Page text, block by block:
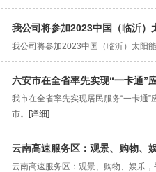
我公司将参加2023中国（临沂）
我公司将参加2023中国（临沂）太阳
六安市在全省率先实现“一卡通”
我市在全省率先实现居民服务“一卡通
市。
[详细]
云南高速服务区：观景、购物、
云南高速服务区：观景、购物、娱乐